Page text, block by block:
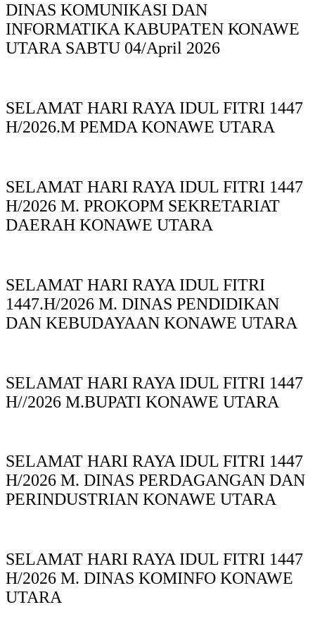
DINAS KOMUNIKASI DAN
INFORMATIKA KABUPAΤΕΝ ΚΟNAWE
UTARA SABTU 04/April 2026
SELAMAT HARI RAYA IDUL FITRI 1447
H/2026.M PEMDA KONAWE UTARA
SELAMAT HARI RAYA IDUL FITRI 1447
H/2026 M. PROKOPM SEKRETARIAT
DAERAH KONAWE UTARA
SELAMAT HARI RAYA IDUL FITRI
1447.H/2026 M. DINAS PENDIDIKAN
DAN KEBUDAYAAN KONAWE UTARA
SELAMAT HARI RAYA IDUL FITRI 1447
H//2026 M.BUPATI KONAWE UTARA
SELAMAT HARI RAYA IDUL FITRI 1447
H/2026 M. DINAS PERDAGANGAN DAN
PERINDUSTRIAN KONAWE UTARA
SELAMAT HARI RAYA IDUL FITRI 1447
H/2026 M. DINAS KOMINFO KONAWE
UTARA